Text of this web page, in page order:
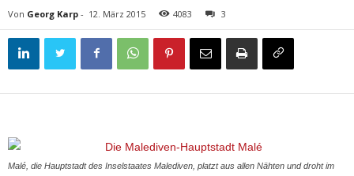
Von Georg Karp - 12. März 2015 4083 3
Malé, die Hauptstadt des Inselstaates Malediven, platzt aus allen Nähten und droht im